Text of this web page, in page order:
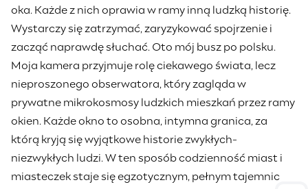
oka. Każde z nich oprawia w ramy inną ludzką historię.
Wystarczy się zatrzymać, zaryzykować spojrzenie i
zacząć naprawdę słuchać. Oto mój busz po polsku.
Moja kamera przyjmuje rolę ciekawego świata, lecz
nieproszonego obserwatora, który zagląda w
prywatne mikrokosmosy ludzkich mieszkań przez ramy
okien. Każde okno to osobna, intymna granica, za
którą kryją się wyjątkowe historie zwykłych-
niezwykłych ludzi. W ten sposób codzienność miast i
miasteczek staje się egzotycznym, pełnym tajemnic